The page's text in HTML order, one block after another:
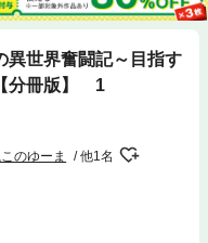
異世界奮闘記～目指す
分冊版】 1
のゆーま 他1名